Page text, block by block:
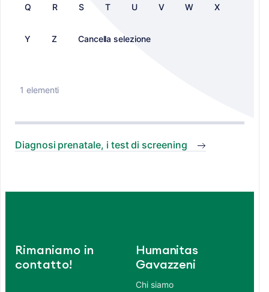
Q R S T U V W X
Y Z Cancella selezione
1 elementi
Diagnosi prenatale, i test di screening
Rimaniamo in
contatto!
Humanitas
Gavazzeni
Chi siamo